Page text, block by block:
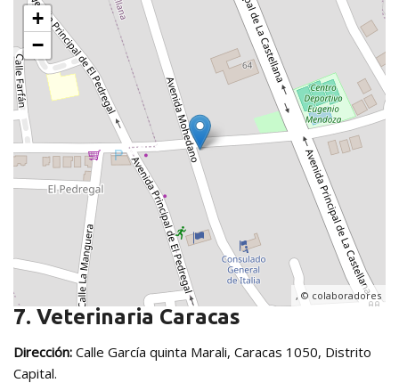
+
−
, © colaboradores
7. Veterinaria Caracas
Dirección: Calle García quinta Marali, Caracas 1050, Distrito
Capital.